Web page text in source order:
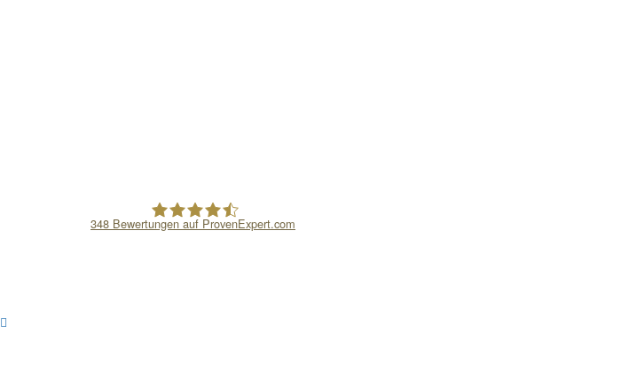
348 Bewertungen auf ProvenExpert.com